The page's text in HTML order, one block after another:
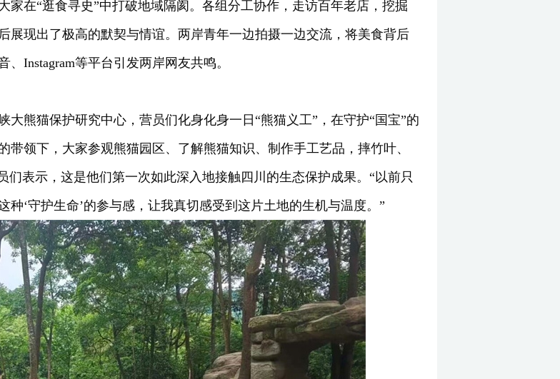
家在“逛食寻史”中打破地域隔阂。各组分工协作，走访百年老店，挖掘
展现出了极高的默契与情谊。两岸青年一边拍摄一边交流，将美食背后
Instagram等平台引发两岸网友共鸣。
大熊猫保护研究中心，营员们化身化身一日“熊猫义工”，在守护“国宝”的
领下，大家参观熊猫园区、了解熊猫知识、制作手工艺品，摔竹叶、
们表示，这是他们第一次如此深入地接触四川的生态保护成果。“以前只
‘守护生命’的参与感，让我真切感受到这片土地的生机与温度。”